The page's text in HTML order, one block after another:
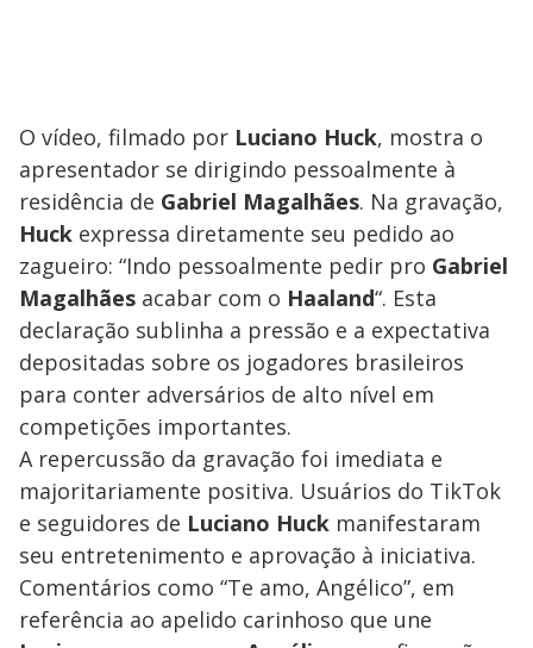
O vídeo, filmado por Luciano Huck, mostra o
apresentador se dirigindo pessoalmente à
residência de Gabriel Magalhães. Na gravação,
Huck expressa diretamente seu pedido ao
zagueiro: “Indo pessoalmente pedir pro Gabriel
Magalhães acabar com o Haaland“. Esta
declaração sublinha a pressão e a expectativa
depositadas sobre os jogadores brasileiros
para conter adversários de alto nível em
competições importantes.
A repercussão da gravação foi imediata e
majoritariamente positiva. Usuários do TikTok
e seguidores de Luciano Huck manifestaram
seu entretenimento e aprovação à iniciativa.
Comentários como “Te amo, Angélico”, em
referência ao apelido carinhoso que une